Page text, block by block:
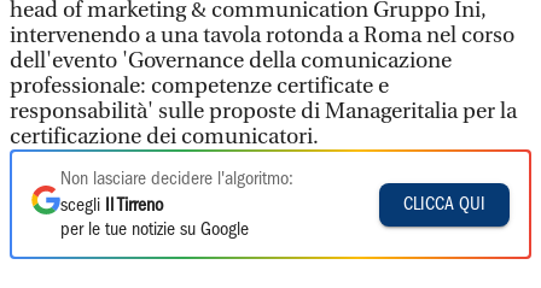
head of marketing & communication Gruppo Ini,
intervenendo a una tavola rotonda a Roma nel corso
dell'evento 'Governance della comunicazione
professionale: competenze certificate e
responsabilità' sulle proposte di Manageritalia per la
certificazione dei comunicatori.
Non lasciare decidere l'algoritmo:
scegli
Il Tirreno
per le tue notizie su Google
CLICCA QUI